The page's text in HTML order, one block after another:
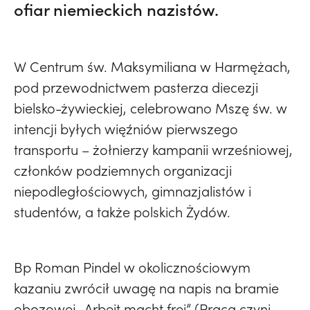
ofiar niemieckich nazistów.
W Centrum św. Maksymiliana w Harmężach,
pod przewodnictwem pasterza diecezji
bielsko-żywieckiej, celebrowano Mszę św. w
intencji byłych więźniów pierwszego
transportu – żołnierzy kampanii wrześniowej,
członków podziemnych organizacji
niepodległościowych, gimnazjalistów i
studentów, a także polskich Żydów.
Bp Roman Pindel w okolicznościowym
kazaniu zwrócił uwagę na napis na bramie